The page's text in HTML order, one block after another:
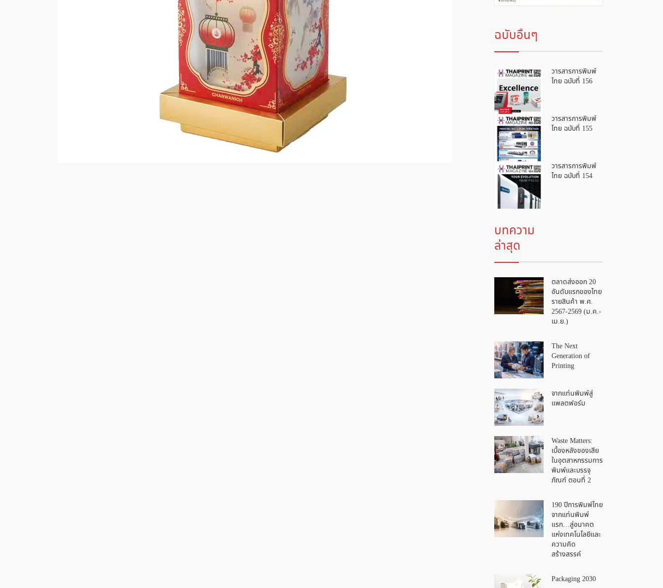
ฉบับอื่นๆ
วารสารการพิมพ์
ไทย ฉบับที่ 156
วารสารการพิมพ์
ไทย ฉบับที่ 155
วารสารการพิมพ์
ไทย ฉบับที่ 154
บทความ
ล่าสุด
ตลาดส่งออก 20
อันดับแรกของไทย
รายสินค้า พ.ศ.
2567-2569 (ม.ค.-
เม.ย.)
The Next
Generation of
Printing
จากแท่นพิมพ์สู่
แพลตฟอร์ม
Waste Matters:
เบื้องหลังของเสีย
ในอุตสาหกรรมการ
พิมพ์และบรรจุ
ภัณฑ์ ตอนที่ 2
190 ปีการพิมพ์ไทย
จากแท่นพิมพ์
แรก…สู่อนาคต
แห่งเทคโนโลยีและ
ความคิด
สร้างสรรค์
Packaging 2030